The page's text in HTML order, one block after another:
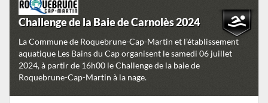
Challenge de la Baie de Carnolès 2024
La Commune de Roquebrune-Cap-Martin et l’établissement
aquatique Les Bains du Cap organisent le samedi 06 juillet
2024, à partir de 16h00 le Challenge de la baie de
Roquebrune-Cap-Martin à la nage.